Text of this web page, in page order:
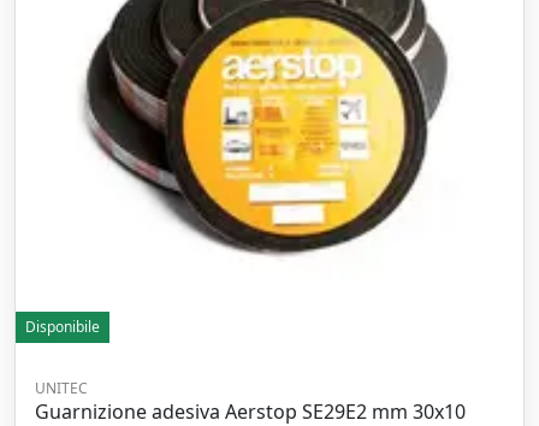
Disponibile
UNITEC
Guarnizione adesiva Aerstop SE29E2 mm 30x10